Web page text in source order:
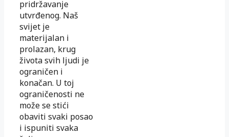
pridržavanje
utvrđenog. Naš
svijet je
materijalan i
prolazan, krug
života svih ljudi je
ograničen i
konačan. U toj
ograničenosti ne
može se stići
obaviti svaki posao
i ispuniti svaka